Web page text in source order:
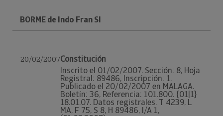
BORME de Indo Fran Sl
20/02/2007Constitución
Inscrito el 01/02/2007. Sección: 8, Hoja
Registral: 89486, Inscripción: 1.
Publicado el 20/02/2007 en MALAGA.
Boletín: 36, Referencia: 101.800. {01|1}
18.01.07. Datos registrales. T 4239, L
MA, F 75, S 8, H 89486, I/A 1,